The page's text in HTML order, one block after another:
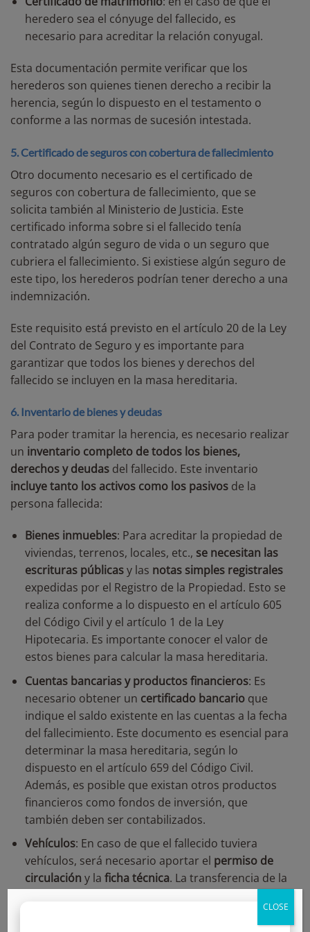
heredero sea el cónyuge del fallecido, es
necesario para acreditar la relación conyugal.
Esta documentación permite verificar que los
herederos son quienes tienen derecho a recibir la
herencia, según lo dispuesto en el testamento o
conforme a las normas de sucesión intestada.
5. Certificado de seguros con cobertura de fallecimiento
Otro documento necesario es el certificado de
seguros con cobertura de fallecimiento, que se
solicita también al Ministerio de Justicia. Este
certificado informa sobre si el fallecido tenía
contratado algún seguro de vida o un seguro que
cubriera el fallecimiento. Si existiese algún seguro de
este tipo, los herederos podrían tener derecho a una
indemnización.
Este requisito está previsto en el artículo 20 de la Ley
del Contrato de Seguro y es importante para
garantizar que todos los bienes y derechos del
fallecido se incluyen en la masa hereditaria.
6. Inventario de bienes y deudas
Para poder tramitar la herencia, es necesario realizar
un inventario completo de todos los bienes,
derechos y deudas del fallecido. Este inventario
incluye tanto los activos como los pasivos de la
persona fallecida:
Bienes inmuebles: Para acreditar la propiedad de
viviendas, terrenos, locales, etc., se necesitan las
escrituras públicasy las notas simples registrales
expedidas por el Registro de la Propiedad. Esto se
realiza conforme a lo dispuesto en el artículo 605
del Código Civil y el artículo 1 de la Ley
Hipotecaria. Es importante conocer el valor de
estos bienes para calcular la masa hereditaria.
Cuentas bancarias y productos financieros: Es
necesario obtener un certificado bancarioque
indique el saldo existente en las cuentas a la fecha
del fallecimiento. Este documento es esencial para
determinar la masa hereditaria, según lo
dispuesto en el artículo 659 del Código Civil.
Además, es posible que existan otros productos
financieros como fondos de inversión, que
también deben ser contabilizados.
Vehículos: En caso de que el fallecido tuviera
vehículos, será necesario aportar el permiso de
circulación y la ficha técnica. La transferencia de la
CLOSE